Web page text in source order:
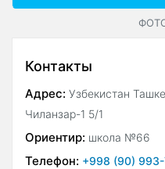
Контакты
Адрес: Узбекистан
Чиланзар-1 5/1
Ориентир: школа №66
Телефон: +998 (90) 993-